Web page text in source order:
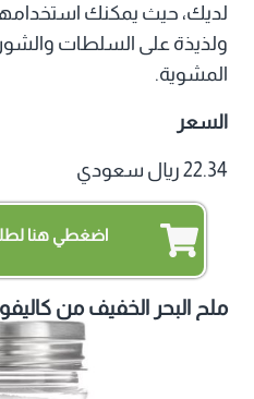
لديك، حيث يمكنك
ولذيذة على السلطات
المشوية.
السعر
22.34 ريال سعودي
اضغطي هنا
ملح البحر الخفيف من